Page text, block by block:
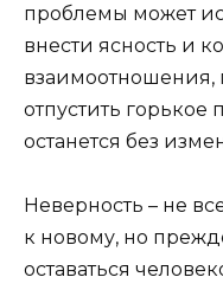
проблемы может
внести ясность и
отпустить горькое
останется без
Неверность – не
к новому, но
оставаться